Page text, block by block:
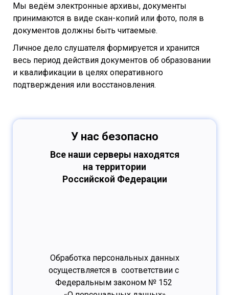
Мы ведём электронные архивы, документы
принимаются в виде скан-копий или фото, поля в
документов должны быть читаемые.
Личное дело слушателя формируется и хранится
весь период действия документов об образовании
и квалификации в целях оперативного
подтверждения или восстановления.
У нас безопасно
Все наши серверы находятся
на территории
Российской Федерации
Обработка персональных данных
осуществляется в соответствии с
Федеральным законом № 152